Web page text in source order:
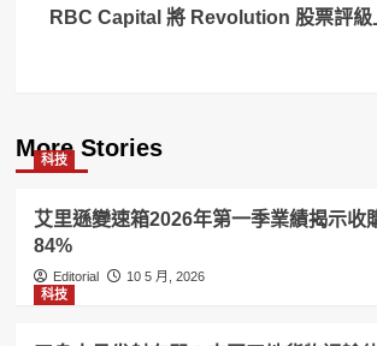
RBC Capital 將 Revolution 股票評級
More Stories
科技
艾里遜變速箱2026年第一季業績揭示收
84%
Editorial
10 5 月, 2026
科技